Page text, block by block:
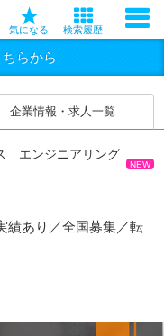
気になる 検索履歴
らから
企業情報・求人一覧
エンジニアリング
NEW
績あり／全国募集／転